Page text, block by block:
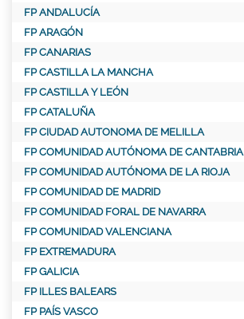
FP ANDALUCÍA
FP ARAGÓN
FP CANARIAS
FP CASTILLA LA MANCHA
FP CASTILLA Y LEÓN
FP CATALUÑA
FP CIUDAD AUTONOMA DE MELILLA
FP COMUNIDAD AUTÓNOMA DE CANTABRIA
FP COMUNIDAD AUTÓNOMA DE LA RIOJA
FP COMUNIDAD DE MADRID
FP COMUNIDAD FORAL DE NAVARRA
FP COMUNIDAD VALENCIANA
FP EXTREMADURA
FP GALICIA
FP ILLES BALEARS
FP PAÍS VASCO